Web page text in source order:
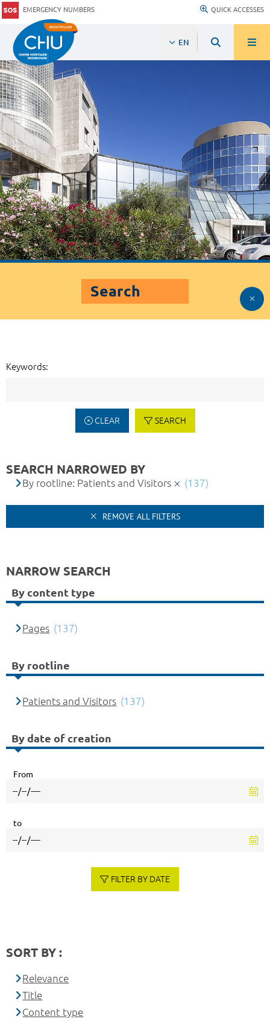
EMERGENCY NUMBERS QUICK ACCESSES
EN
Search
Keywords:
CLEAR SEARCH
SEARCH NARROWED BY
By rootline: Patients and Visitors (137)
REMOVE ALL FILTERS
NARROW SEARCH
By content type
Pages (137)
By rootline
Patients and Visitors (137)
By date of creation
From
to
FILTER BY DATE
SORT BY :
Relevance
Title
Content type